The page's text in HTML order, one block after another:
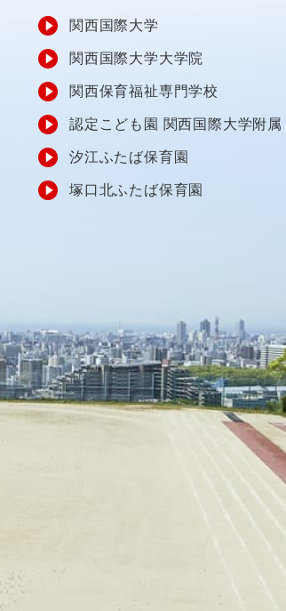
関西国際大学
関西国際大学大学院
関西保育福祉専門学校
認定こども園 関西国際大学附属
汐江ふたば保育園
塚口北ふたば保育園